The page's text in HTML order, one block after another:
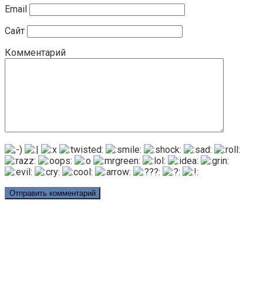
Email
Сайт
Комментарий